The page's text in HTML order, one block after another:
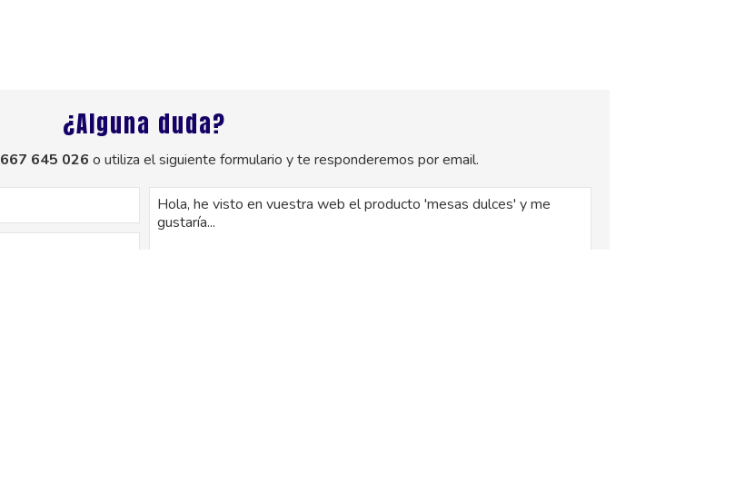
¿Alguna duda?
667 645 026 o utiliza el siguiente formulario y te responderemos por email.